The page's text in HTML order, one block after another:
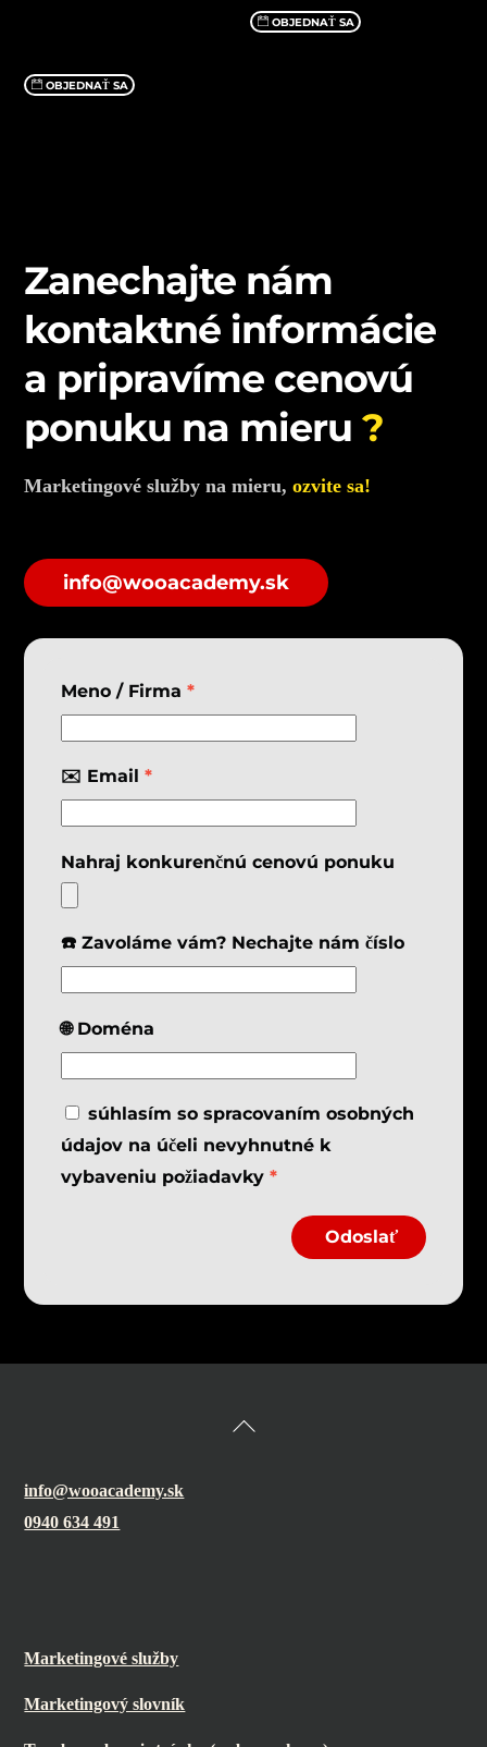
OBJEDNAŤ SA
OBJEDNAŤ SA
Zanechajte nám
kontaktné informácie
a pripravíme cenovú
ponuku na mieru ?
Marketingové služby na mieru,ozvite sa!
info@wooacademy.sk
Meno / Firma*
✉️ Email*
Nahraj konkurenčnú cenovú ponuku
☎️ Zavoláme vám? Nechajte nám číslo
🌐 Doména
súhlasím so spracovaním osobných
údajov na účeli nevyhnutné k
vybaveniu požiadavky *
Odoslať
Back
info@wooacademy.sk
0940 634 491
Marketingové služby
Marketingový slovník